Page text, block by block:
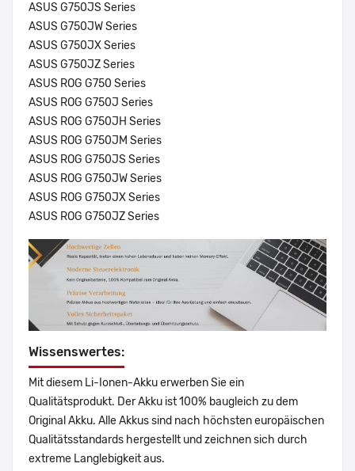
ASUS G750JS Series
ASUS G750JW Series
ASUS G750JX Series
ASUS G750JZ Series
ASUS ROG G750 Series
ASUS ROG G750J Series
ASUS ROG G750JH Series
ASUS ROG G750JM Series
ASUS ROG G750JS Series
ASUS ROG G750JW Series
ASUS ROG G750JX Series
ASUS ROG G750JZ Series
Wissenswertes:
Mit diesem Li-Ionen-Akku erwerben Sie ein
Qualitätsprodukt. Der Akku ist 100% baugleich zu dem
Original Akku. Alle Akkus sind nach höchsten europäischen
Qualitätsstandards hergestellt und zeichnen sich durch
extreme Langlebigkeit aus.